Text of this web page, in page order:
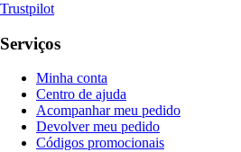
Trustpilot
Serviços
Minha conta
Centro de ajuda
Acompanhar meu pedido
Devolver meu pedido
Códigos promocionais